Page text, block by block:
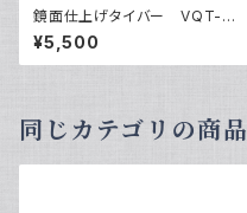
鏡面仕上げタイバー VQT-03
10
¥5,500
同じカテゴリの商品